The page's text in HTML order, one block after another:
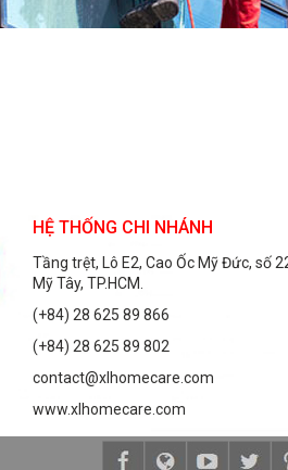
HỆ THỐNG CHI NHÁNH
Tầng trệt, Lô E2, Cao Ốc Mỹ Đức, số
Mỹ Tây, TP.HCM.
(+84) 28 625 89 866
(+84) 28 625 89 802
contact@xlhomecare.com
www.xlhomecare.com